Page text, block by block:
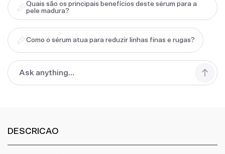
Quais são os principais benefícios deste sérum para a
pele madura?
Como o sérum atua para reduzir linhas finas e rugas?
DESCRICAO